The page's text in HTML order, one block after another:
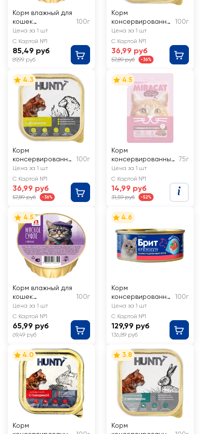
Корм влажный для
кошек
ЗООГУРМАН
Holistic с
кроликом и
индейкой
100г
Цена за 1 шт
С Картой №1
85,49 руб
89,99 руб
Корм
консервированны
й для взрослых
кошек HUNTY с
курицей, кусочки
в желе
100г
Цена за 1 шт
С Картой №1
36,99 руб
57,89 руб -36%
4.3
Корм
консервированны
й для взрослых
кошек HUNTY с
ягненком, кусочки
в желе
100г
Цена за 1 шт
С Картой №1
36,99 руб
57,89 руб -36%
4.5
Корм
консервированный
для кошек MIRACAT
с говядиной в
соусе
75г
Цена за 1 шт
С Картой №1
14,99 руб
31,59 руб -52%
4.5
Корм влажный для
кошек
ЗООГУРМАН
Мясное суфле с
печенью
100г
Цена за 1 шт
С Картой №1
65,99 руб
69,49 руб
4.6
Корм
консервированны
й для кошек BRIT
PREMIUM Риет из
говядины, для
стерилизованных
кошек
100г
Цена за 1 шт
С Картой №1
129,99 руб
136,89 руб
4.0
Корм
3.8
Корм